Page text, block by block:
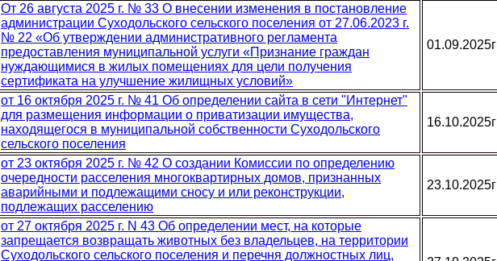
От 26 августа 2025 г. № 33 О внесении изменения в постановление
администрации Суходольского сельского поселения от 27.06.2023 г.
№ 22 «Об утверждении административного регламента
предоставления муниципальной услуги «Признание граждан
нуждающимися в жилых помещениях для цели получения
сертификата на улучшение жилищных условий»
01.09.2025г
от 16 октября 2025 г. № 41 Об определении сайта в сети "Интернет"
для размещения информации о приватизации имущества,
находящегося в муниципальной собственности Суходольского
сельского поселения
16.10.2025г
от 23 октября 2025 г. № 42 О создании Комиссии по определению
очередности расселения многоквартирных домов, признанных
аварийными и подлежащими сносу и или реконструкции,
подлежащих расселению
23.10.2025г
от 27 октября 2025 г. N 43 Об определении мест, на которые
запрещается возвращать животных без владельцев, на территории
Суходольского сельского поселения и перечня должностных лиц,